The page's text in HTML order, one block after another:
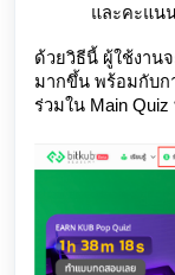
และคะแน
ด้วยวิธีนี้ ผู้ใช้งาน
มากขึ้น พร้อมกับก
ร่วมใน Main Quiz